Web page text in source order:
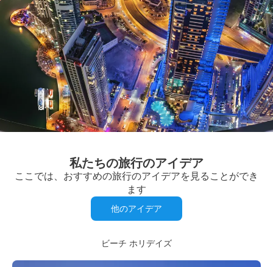
私たちの旅行のアイデア
ここでは、おすすめの旅行のアイデアを見ることができ
ます
他のアイデア
ビーチ ホリデイズ